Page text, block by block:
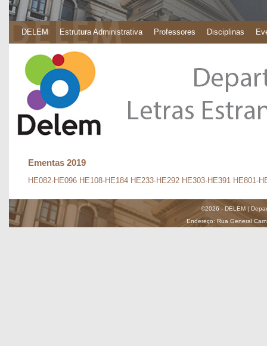
DELEM Estrutura Administrativa Professores Disciplinas
Ementas 2019
HE082-HE096 HE108-HE184 HE233-HE292 HE303-HE391 HE801-
©2026 - DELEM |
Endereço: Rua General